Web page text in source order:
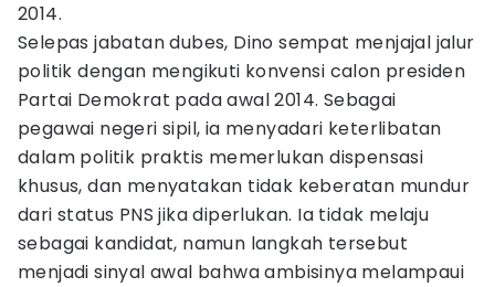
2014.
Selepas jabatan dubes, Dino sempat menjajal jalur
politik dengan mengikuti konvensi calon presiden
Partai Demokrat pada awal 2014. Sebagai
pegawai negeri sipil, ia menyadari keterlibatan
dalam politik praktis memerlukan dispensasi
khusus, dan menyatakan tidak keberatan mundur
dari status PNS jika diperlukan. Ia tidak melaju
sebagai kandidat, namun langkah tersebut
menjadi sinyal awal bahwa ambisinya melampaui